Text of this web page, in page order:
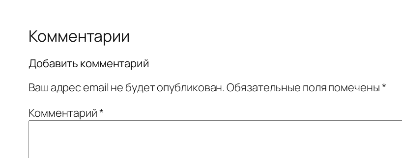
Комментарии
Добавить комментарий
Ваш адрес email не будет опубликован.Обязательные поля помечены*
Комментарий*